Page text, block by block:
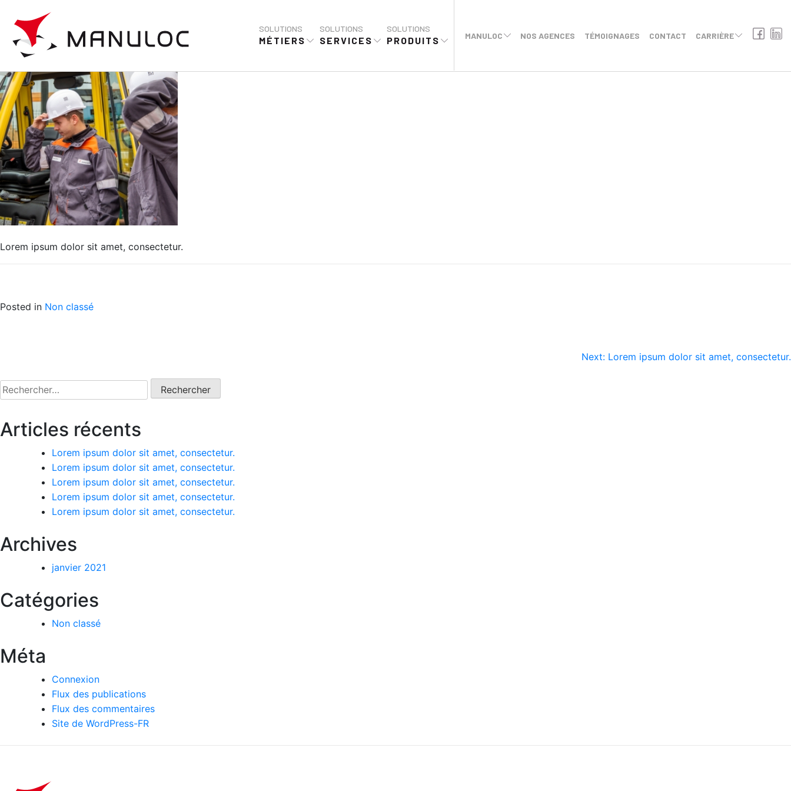
SOLUTIONS
MÉTIERS
SOLUTIONS
SERVICES
SOLUTIONS
PRODUITS MANULOC NOS AGENCES TÉMOIGNAGES CONTACT CARRIÈRE
Lorem ipsum dolor sit amet, consectetur.
Posted on 11 janvier 2021by adminhb
Lorem ipsum dolor sit amet, consectetur.
Posted in Non classé
de
l’article
Next: Lorem ipsum dolor sit amet, consectetur.
Rechercher :
Articles récents
Lorem ipsum dolor sit amet, consectetur.
Lorem ipsum dolor sit amet, consectetur.
Lorem ipsum dolor sit amet, consectetur.
Lorem ipsum dolor sit amet, consectetur.
Lorem ipsum dolor sit amet, consectetur.
Archives
janvier 2021
Catégories
Non classé
Méta
Connexion
Flux des publications
Flux des commentaires
Site de WordPress-FR